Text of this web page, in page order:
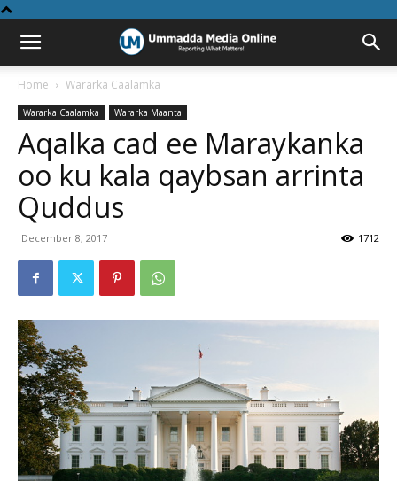
Home Wararka Caalamka
Wararka Caalamka Wararka Maanta
Aqalka cad ee Maraykanka
oo ku kala qaybsan arrinta
Quddus
December 8, 2017 1712